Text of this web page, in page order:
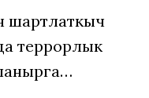
шартлаткыч
террорлык